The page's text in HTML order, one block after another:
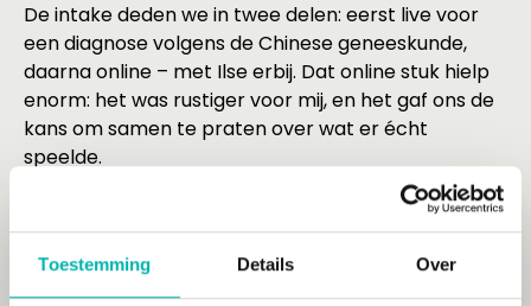
Toestemming Details Over
De intake deden we in twee delen: eerst live voor
een diagnose volgens de Chinese geneeskunde,
daarna online – met Ilse erbij. Dat online stuk hielp
enorm: het was rustiger voor mij, en het gaf ons de
kans om samen te praten over wat er écht
speelde.
Voor het eerst in lange tijd deelden we wat we
het verdriet, de frustratie en het gevoel elkaar